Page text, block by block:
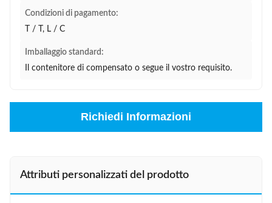
Condizioni di pagamento:
T / T, L / C
Imballaggio standard:
Il contenitore di compensato o segue il vostro requisito.
Richiedi Informazioni
Attributi personalizzati del prodotto